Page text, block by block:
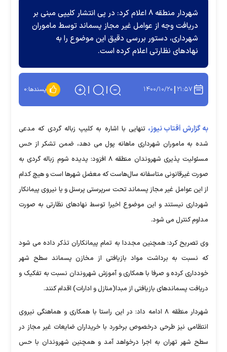
شهردار منطقه ۸ اعلام کرد: در پی انتشار کلیپی مبنی بر
دریافت وجه از عوامل غیر مجاز پسماند توسط ماموران
شهرداری، دستور بررسی دقیق این موضوع را به
نهاد‌های نظارتی اعلام کرده است.
۲۱:۵۷ ۱۴۰۰/۱۰/۲۰ پسندها:۰
به گزارش آفتاب نیوز، تنهایی با اشاره به کلیپ زباله گردی که مدعی
شده به ماموران شهرداری ماهانه پول می دهد، ضمن تشکر از حس
مسئولیت پذیری شهروندان منطقه ۸ افزود: پدیده شوم زباله گردی به
صورت غیرقانونی متاسفانه سال‌هاست که معضل شهرها است و هیچ کدام
از این عوامل غیر مجاز پسماند تحت سرپرستی پرسنل و یا نیروی پیمانکار
شهرداری نیستند و این موضوع اخیرا توسط نهادهای نظارتی به صورت
مداوم کنترل می شود.
وی تصریح کرد: همچنین مجددا به تمام پیمانکاران تذکر داده می شود
که نسبت به برداشت مواد بازیافتی از مخازن پسماند سطح شهر
خودداری کرده و صرفا با همکاری و آموزش شهروندان نسبت به تفکیک و
دریافت پسماندهای بازیافتی از مبدا(منازل و ادارات) اقدام کنند.
شهردار منطقه ۸ ادامه داد: در این راستا با همکاری و هماهنگی نیروی
انتظامی نیز طرحی درخصوص برخورد با خریداران ضایعات غیر مجاز در
سطح شهر تهران به اجرا درخواهد آمد و همچنین شهروندان با حس